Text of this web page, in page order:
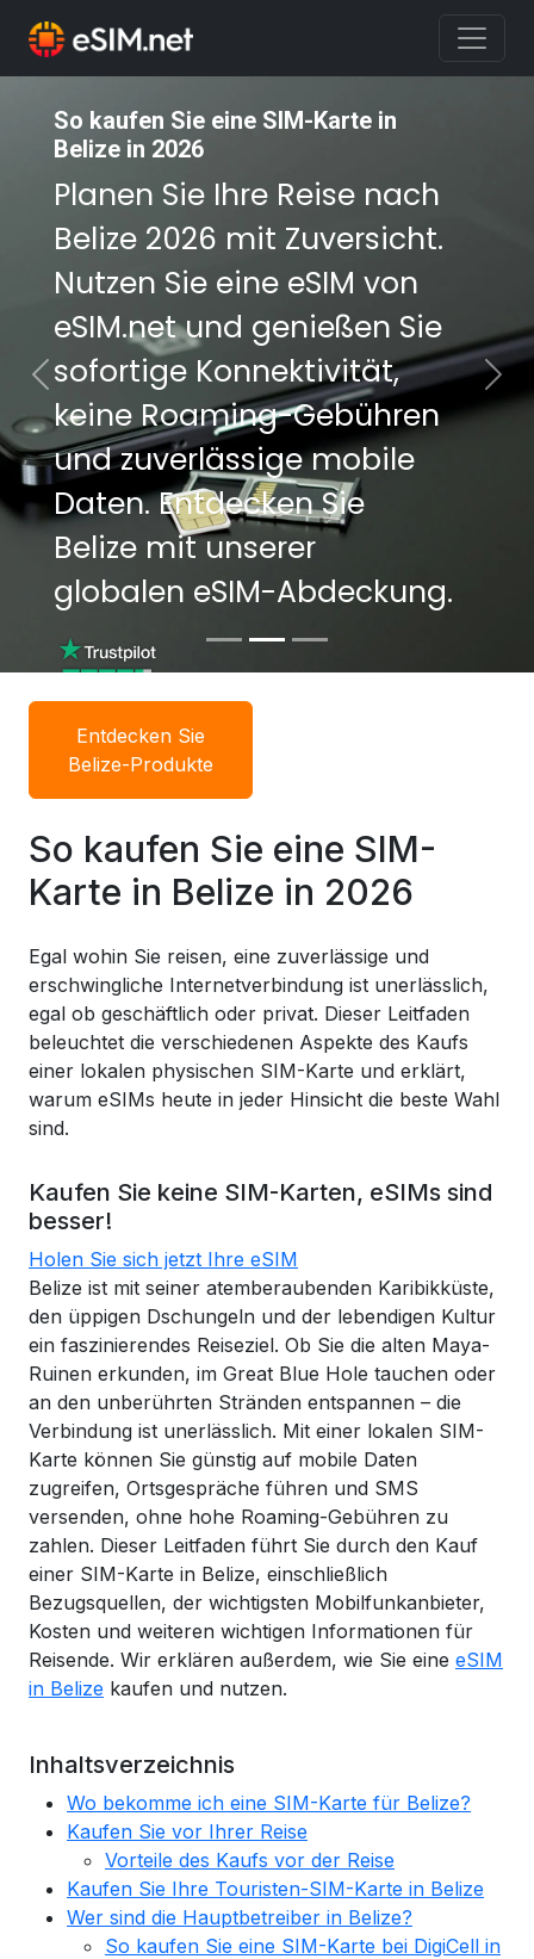
So kaufen Sie eine SIM-Karte in
Belize in 2026
Planen Sie Ihre Reise nach
Belize 2026 mit Zuversicht.
Nutzen Sie eine eSIM von
eSIM.net und genießen Sie
sofortige Konnektivität,
keine Roaming-Gebühren
und zuverlässige mobile
Daten. Entdecken Sie
Belize mit unserer
globalen eSIM-Abdeckung.
So kaufen Sie eine SIM-Karte in
Belize in 2026
Planen Sie Ihre Reise nach
Belize 2026 mit Zuversicht.
Nutzen Sie eine eSIM von
eSIM.net und genießen Sie
sofortige Konnektivität,
keine Roaming-Gebühren
und zuverlässige mobile
Daten. Entdecken Sie
Belize mit unserer
globalen eSIM-Abdeckung.
Previous Next
Entdecken Sie
Belize-Produkte
So kaufen Sie eine SIM-
Karte in Belize in 2026
Egal wohin Sie reisen, eine zuverlässige und
erschwingliche Internetverbindung ist unerlässlich,
egal ob geschäftlich oder privat. Dieser Leitfaden
beleuchtet die verschiedenen Aspekte des Kaufs
einer lokalen physischen SIM-Karte und erklärt,
warum eSIMs heute in jeder Hinsicht die beste Wahl
sind.
Kaufen Sie keine SIM-Karten, eSIMs sind
besser!
Holen Sie sich jetzt Ihre eSIM
Belize ist mit seiner atemberaubenden Karibikküste,
den üppigen Dschungeln und der lebendigen Kultur
ein faszinierendes Reiseziel. Ob Sie die alten Maya-
Ruinen erkunden, im Great Blue Hole tauchen oder
an den unberührten Stränden entspannen – die
Verbindung ist unerlässlich. Mit einer lokalen SIM-
Karte können Sie günstig auf mobile Daten
zugreifen, Ortsgespräche führen und SMS
versenden, ohne hohe Roaming-Gebühren zu
zahlen. Dieser Leitfaden führt Sie durch den Kauf
einer SIM-Karte in Belize, einschließlich
Bezugsquellen, der wichtigsten Mobilfunkanbieter,
Kosten und weiteren wichtigen Informationen für
Reisende. Wir erklären außerdem, wie Sie eine eSIM
in Belize kaufen und nutzen.
Inhaltsverzeichnis
Wo bekomme ich eine SIM-Karte für Belize?
Kaufen Sie vor Ihrer Reise
Vorteile des Kaufs vor der Reise
Kaufen Sie Ihre Touristen-SIM-Karte in Belize
Wer sind die Hauptbetreiber in Belize?
So kaufen Sie eine SIM-Karte bei DigiCell in